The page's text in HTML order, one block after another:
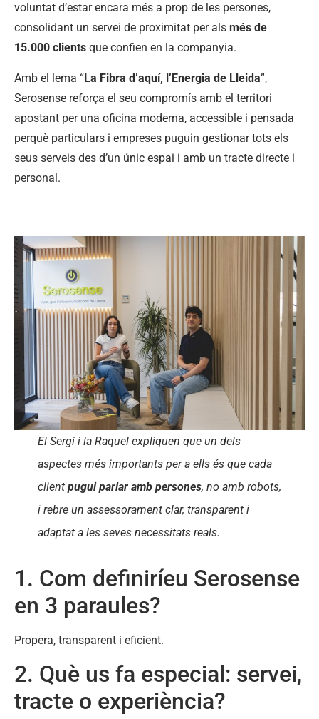
voluntat d’estar encara més a prop de les persones,
consolidant un servei de proximitat per als més de
15.000 clients que confien en la companyia.
Amb el lema “La Fibra d’aquí, l’Energia de Lleida”,
Serosense reforça el seu compromís amb el territori
apostant per una oficina moderna, accessible i pensada
perquè particulars i empreses puguin gestionar tots els
seus serveis des d’un únic espai i amb un tracte directe i
personal.
El Sergi i la Raquel expliquen que un dels
aspectes més importants per a ells és que cada
clientpugui parlar amb persones, no amb robots,
i rebre un assessorament clar, transparent i
adaptat a les seves necessitats reals.
1. Com definiríeu Serosense
en 3 paraules?
Propera, transparent i eficient.
2. Què us fa especial: servei,
tracte o experiència?